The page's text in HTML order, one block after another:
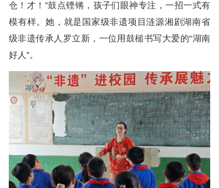
仓！才！”鼓点铿锵，孩子们眼神专注，一招一式有
模有样。她，就是国家级非遗项目涟源湘剧湖南省
级非遗传承人罗立新，一位用鼓槌书写大爱的“湖南
好人”。